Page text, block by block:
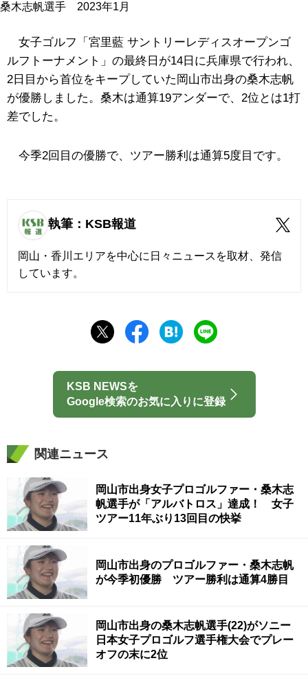
桑木志帆選手 2023年1月
女子ゴルフ「宮里藍 サントリーレディスオープンゴ
ルフトーナメント」の最終日が14日に兵庫県で行われ、
2日目から首位をキープしていた岡山市出身の桑木志帆
が優勝しました。桑木は通算19アンダーで、2位とは1打
差でした。
今季2回目の優勝で、ツアー勝利は通算5度目です。
執筆：KSB報道
岡山・香川エリアを中心に日々ニュースを取材、発信
しています。
KSB NEWSを
Google検索のお気に入りに登録
関連ニュース
岡山市出身女子プロゴルファー・桑木志
帆選手が「アルバトロス」達成！ 女子
ツアー11年ぶり13回目の快挙
岡山市出身のプロゴルファー・桑木志帆
が今季初優勝 ツアー勝利は通算4勝目
岡山市出身の桑木志帆選手(22)がソニー
日本女子プロゴルフ選手権大会でプレー
オフの末に2位